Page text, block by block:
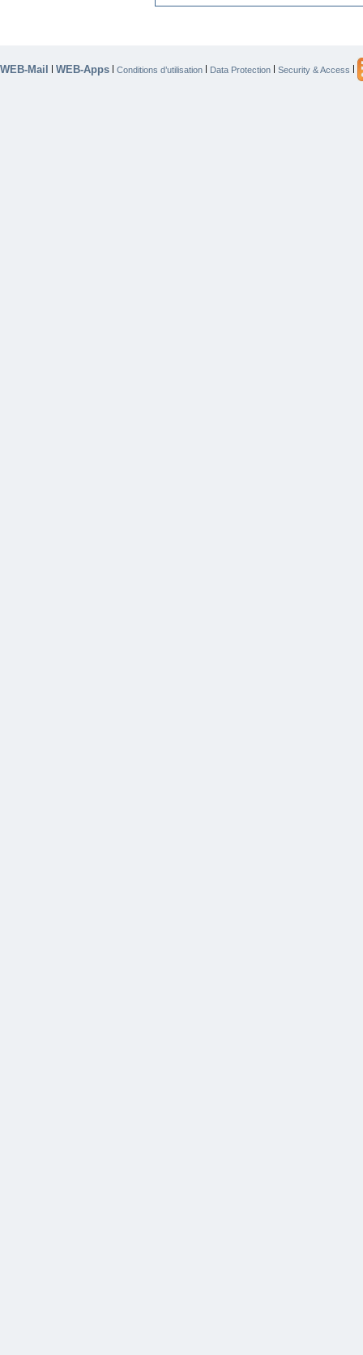
WEB-Mail | WEB-Apps | Conditions d’utilisation | Data Protection | Security & Access |